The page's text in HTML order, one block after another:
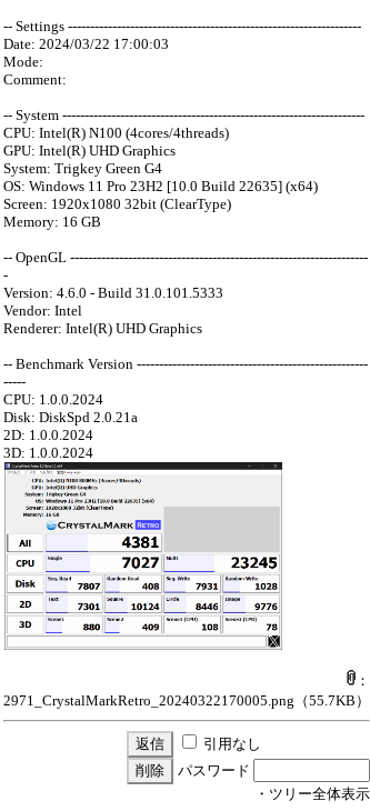
-- Settings ------------------------------------------------------------------
Date: 2024/03/22 17:00:03
Mode:
Comment:
-- System --------------------------------------------------------------------
CPU: Intel(R) N100 (4cores/4threads)
GPU: Intel(R) UHD Graphics
System: Trigkey Green G4
OS: Windows 11 Pro 23H2 [10.0 Build 22635] (x64)
Screen: 1920x1080 32bit (ClearType)
Memory: 16 GB
-- OpenGL -------------------------------------------------------------------
-
Version: 4.6.0 - Build 31.0.101.5333
Vendor: Intel
Renderer: Intel(R) UHD Graphics
-- Benchmark Version ----------------------------------------------------
-----
CPU: 1.0.0.2024
Disk: DiskSpd 2.0.21a
2D: 1.0.0.2024
3D: 1.0.0.2024
：
2971_CrystalMarkRetro_20240322170005.png （55.7KB）
引用なし
パスワード
・ツリー全体表示